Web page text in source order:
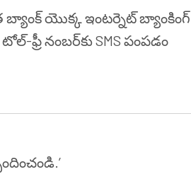
బ్యాంక్ యొక్క ఇంటర్నెట్ బ్యాంకింగ్
నంబర్‌కు SMS పంపడం